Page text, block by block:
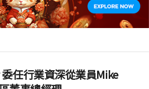
任行業資深從業員Mike